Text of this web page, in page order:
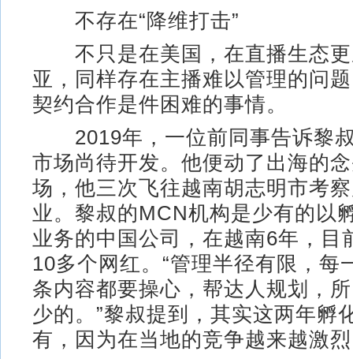
不存在“降维打击”
不只是在美国，在直播生态更
亚，同样存在主播难以管理的问
契约合作是件困难的事情。
2019年，一位前同事告诉黎
市场尚待开发。他便动了出海的
场，他三次飞往越南胡志明市考
业。黎叔的MCN机构是少有的以
业务的中国公司，在越南6年，目
10多个网红。“管理半径有限，每
条内容都要操心，帮达人规划，
少的。”黎叔提到，其实这两年孵
有，因为在当地的竞争越来越激